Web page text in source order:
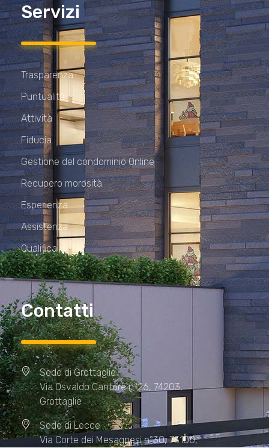
Servizi
Trasparenza
Puntualità
Attività
Fiducia
Gestione del condominio Online
Recupero morosità
Esperienza
Assistenza
Qualifica
Contatti
Sede di Grottaglie
Via Osvaldo Cantore n°26, 74203,
Grottaglie
Sede di Lecce
Via Corte dei Mesagnesi n°30, 73100,